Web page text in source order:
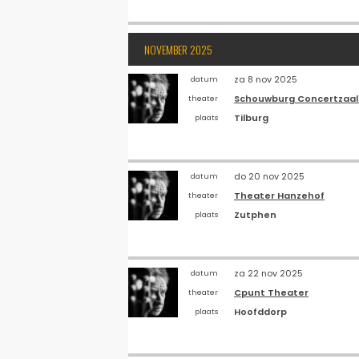
NOVEMBER 2025
datum za 8 nov 2025
theater Schouwburg
plaats
Tilburg
datum do 20 nov 2025
theater Theater Hanzehof
plaats
Zutphen
datum za 22 nov 2025
theater Cpunt Theater
plaats
Hoofddorp